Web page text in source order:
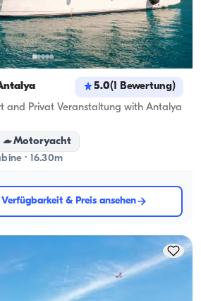
5.0(1 Bewertung)
and Privat Veranstaltung with Antalya
Motoryacht
· 16.30m
Verfügbarkeit & Preis ansehen